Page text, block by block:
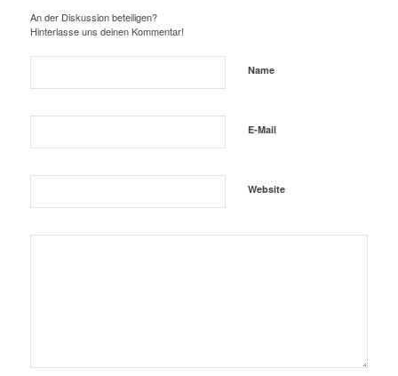
An der Diskussion beteiligen?
Hinterlasse uns deinen Kommentar!
Name
E-Mail
Website